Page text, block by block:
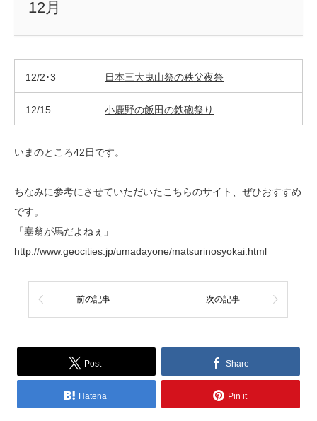
12月
12/2･3 日本三大曳山祭の秩父夜祭
12/15 小鹿野の飯田の鉄砲祭り
いまのところ42日です。
ちなみに参考にさせていただいたこちらのサイト、ぜひおすすめ
です。
「塞翁が馬だよねぇ」
http://www.geocities.jp/umadayone/matsurinosyokai.html
前の記事 次の記事
Post Share
Hatena Pin it